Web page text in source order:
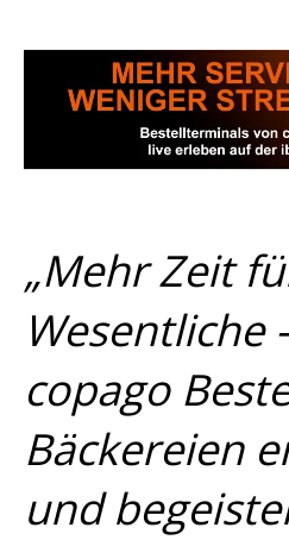
„Mehr Zeit
Wesentliche
copago
Bäckereien
und